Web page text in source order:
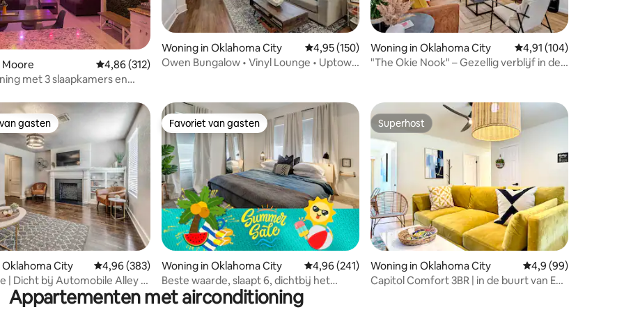
van 4,93 op 5, 471 recensies
Moore Gemiddelde beoordeling van 4,86 op 5, 312 recensies
4,86 (312)
met 3 slaapkamers en
Woning in Oklahoma City Gemiddelde beoordeling van 4,95 op 5, 150 recensies
4,95 (150)
Owen Bungalow • Vinyl Lounge • Uptown
Woning in Oklahoma City Gemiddelde
4,91 (104)
"The Okie Nook" – Gezellig verblijf in de
4,88 op 5, 295 recensies
gasten
gasten
City Gemiddelde beoordeling van 4,96 op 5, 383 recensies
4,96 (383)
| Dicht bij Automobile Alley &
Favoriet van gasten
Favoriet van gasten
Woning in Oklahoma City Gemiddelde beoordeling van 4,96 op 5, 241 recensies
4,96 (241)
Beste waarde, slaapt 6, dichtbij het
centrum en Bricktown
Superhost
Superhost
Woning in Oklahoma City Gemiddelde
4,9 (99)
Capitol Comfort 3BR | in de buurt van EV-
Appartementen met airconditioning